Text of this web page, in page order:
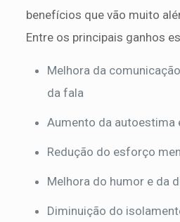
benefícios que vão muito
Entre os principais ganhos
Melhora da
da fala
Aumento da autoestima
Redução do esforço
Melhora do humor e da
Diminuição do